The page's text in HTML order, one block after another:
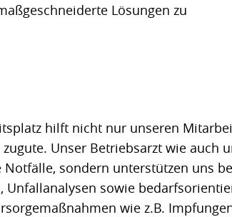
Lösungen zu
hilft nicht nur unseren
Unser Betriebsarzt wie auch
sondern unterstützen uns
Unfallanalysen sowie
wie z.B.